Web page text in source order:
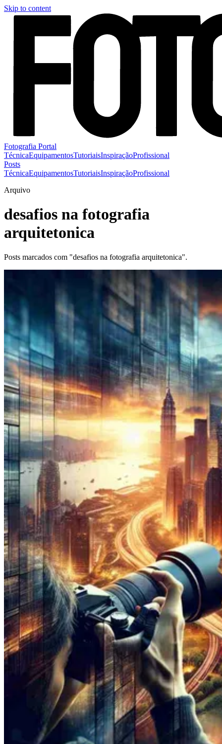
Skip to content
Fotografia Portal
TécnicaEquipamentosTutoriaisInspiraçãoProfissional
Posts
TécnicaEquipamentosTutoriaisInspiraçãoProfissional
Arquivo
desafios na fotografia
arquitetonica
Posts marcados com "desafios na fotografia arquitetonica".